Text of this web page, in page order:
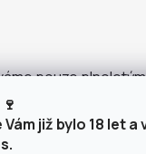
již bylo 18 let a
pouze